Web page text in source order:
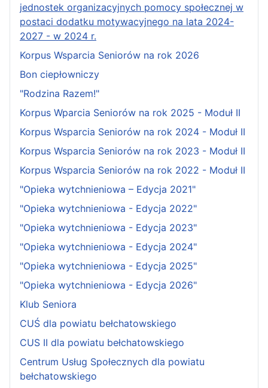
jednostek organizacyjnych pomocy społecznej w
postaci dodatku motywacyjnego na lata 2024-
2027 - w 2024 r.
Korpus Wsparcia Seniorów na rok 2026
Bon ciepłowniczy
"Rodzina Razem!"
Korpus Wparcia Seniorów na rok 2025 - Moduł II
Korpus Wsparcia Seniorów na rok 2024 - Moduł II
Korpus Wsparcia Seniorów na rok 2023 - Moduł II
Korpus Wsparcia Seniorów na rok 2022 - Moduł II
"Opieka wytchnieniowa – Edycja 2021"
"Opieka wytchnieniowa - Edycja 2022"
"Opieka wytchnieniowa - Edycja 2023"
"Opieka wytchnieniowa - Edycja 2024"
"Opieka wytchnieniowa - Edycja 2025"
"Opieka wytchnieniowa - Edycja 2026"
Klub Seniora
CUŚ dla powiatu bełchatowskiego
CUS II dla powiatu bełchatowskiego
Centrum Usług Społecznych dla powiatu
bełchatowskiego